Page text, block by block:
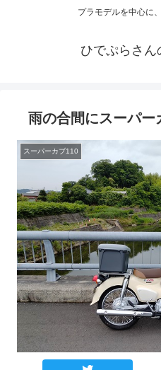
プラモデルを中心に
ひでぷらさ
雨の合間にスーパー
スーパーカブ110